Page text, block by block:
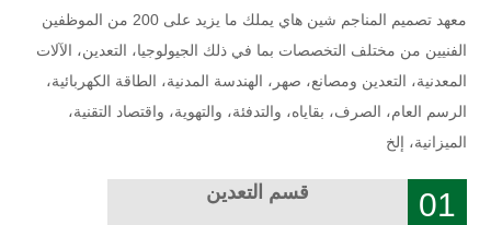
معهد تصميم المناجم شين هاي يملك ما يزيد على 200 من الموظفين
الفنيين من مختلف التخصصات بما في ذلك الجيولوجيا، التعدين، الآلات
المعدنية، التعدين ومصانع، صهر، الهندسة المدنية، الطاقة الكهربائية،
الرسم العام، الصرف، بقاياه، والتدفئة، والتهوية، واقتصاد التقنية،
الميزانية، إلخ
01 قسم التعدين